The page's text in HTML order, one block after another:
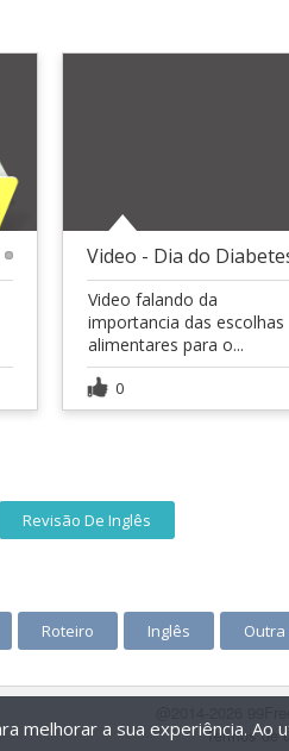
Video - Dia do
Video falando da
importancia das escolhas
alimentares para o...
0
Revisão De Inglês
Roteiro Inglês Outra
Termos de
melhorar a sua experiência.